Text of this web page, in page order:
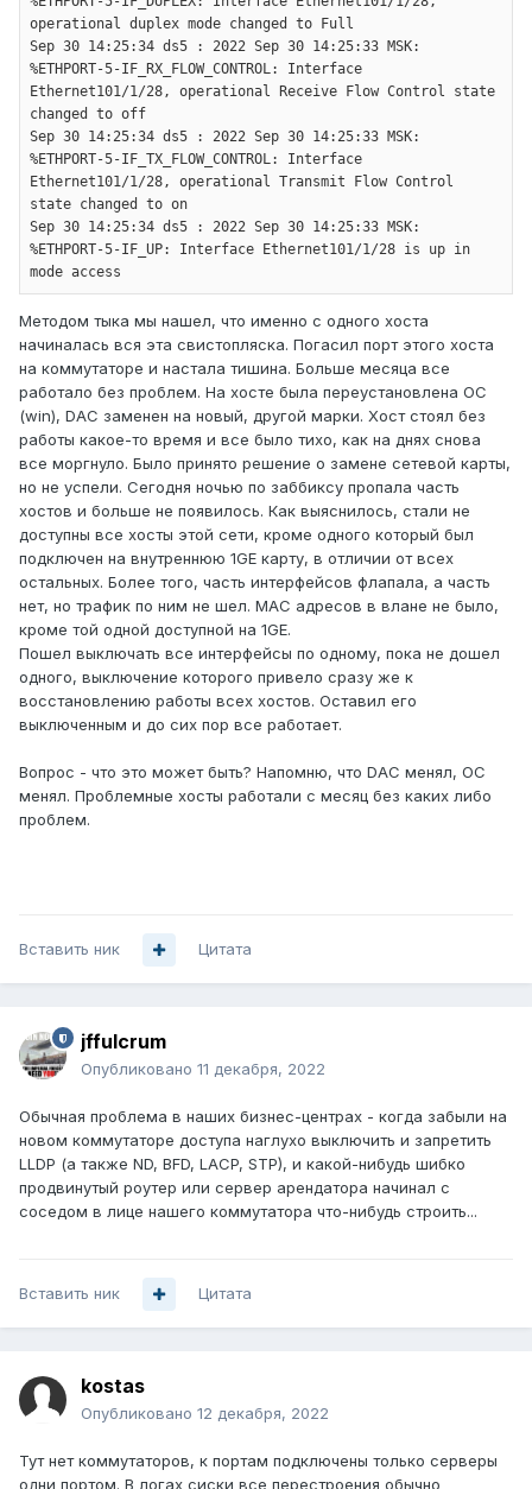
operational duplex mode changed to Full
Sep 30 14:25:34 ds5 : 2022 Sep 30 14:25:33 MSK:
%ETHPORT-5-IF_RX_FLOW_CONTROL: Interface
Ethernet101/1/28, operational Receive Flow Control state
changed to off
Sep 30 14:25:34 ds5 : 2022 Sep 30 14:25:33 MSK:
%ETHPORT-5-IF_TX_FLOW_CONTROL: Interface
Ethernet101/1/28, operational Transmit Flow Control
state changed to on
Sep 30 14:25:34 ds5 : 2022 Sep 30 14:25:33 MSK:
%ETHPORT-5-IF_UP: Interface Ethernet101/1/28 is up in
mode access
Методом тыка мы нашел, что именно с одного хоста
начиналась вся эта свистопляска. Погасил порт этого хоста
на коммутаторе и настала тишина. Больше месяца все
работало без проблем. На хосте была переустановлена ОС
(win), DAC заменен на новый, другой марки. Хост стоял без
работы какое-то время и все было тихо, как на днях снова
все моргнуло. Было принято решение о замене сетевой карты,
но не успели. Сегодня ночью по заббиксу пропала часть
хостов и больше не появилось. Как выяснилось, стали не
доступны все хосты этой сети, кроме одного который был
подключен на внутреннюю 1GE карту, в отличии от всех
остальных. Более того, часть интерфейсов флапала, а часть
нет, но трафик по ним не шел. MAC адресов в влане не было,
кроме той одной доступной на 1GE.
Пошел выключать все интерфейсы по одному, пока не дошел
одного, выключение которого привело сразу же к
восстановлению работы всех хостов. Оставил его
выключенным и до сих пор все работает.
Вопрос - что это может быть? Напомню, что DAC менял, ОС
менял. Проблемные хосты работали с месяц без каких либо
проблем.
Вставить ник Цитата
jffulcrum
Опубликовано 11 декабря, 2022
Обычная проблема в наших бизнес-центрах - когда забыли на
новом коммутаторе доступа наглухо выключить и запретить
LLDP (а также ND, BFD, LACP, STP), и какой-нибудь шибко
продвинутый роутер или сервер арендатора начинал с
соседом в лице нашего коммутатора что-нибудь строить...
Вставить ник Цитата
kostas
Опубликовано 12 декабря, 2022
Тут нет коммутаторов, к портам подключены только серверы
одни портом. В логах сиски все перестроения обычно